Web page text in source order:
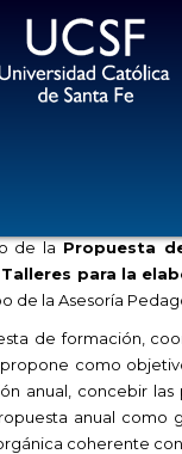
de laPropuesta
Talleres para la
de la Asesoría
de formación,
propone como
anual, concebir las
anual como
coherente